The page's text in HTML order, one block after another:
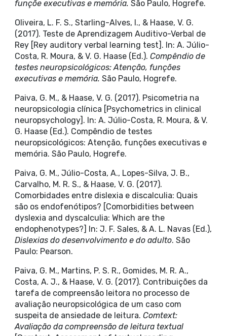
funçõe executivas e memória.São Paulo, Hogrefe.
Oliveira, L. F. S., Starling-Alves, I., & Haase, V. G.
(2017). Teste de Aprendizagem Auditivo-Verbal de
Rey [Rey auditory verbal learning test]. In: A. Júlio-
Costa, R. Moura, & V. G. Haase (Ed.).Compêndio de
testes neuropsicológicos: Atenção, funções
executivas e memória.São Paulo, Hogrefe.
Paiva, G. M., & Haase, V. G. (2017). Psicometria na
neuropsicologia clínica [Psychometrics in clinical
neuropsychology]. In: A. Júlio-Costa, R. Moura, & V.
G. Haase (Ed.). Compêndio de testes
neuropsicológicos: Atenção, funções executivas e
memória. São Paulo, Hogrefe.
Paiva, G. M., Júlio-Costa, A., Lopes-Silva, J. B.,
Carvalho, M. R. S., & Haase, V. G. (2017).
Comorbidades entre dislexia e discalculia: Quais
são os endofenótipos? [Comorbidities between
dyslexia and dyscalculia: Which are the
endophenotypes?] In: J. F. Sales, & A. L. Navas (Ed.),
Dislexias do desenvolvimento e do adulto. São
Paulo: Pearson.
Paiva, G. M., Martins, P. S. R., Gomides, M. R. A.,
Costa, A. J., & Haase, V. G. (2017). Contribuições da
tarefa de compreensão leitora no processo de
avaliação neuropsicológica de um caso com
suspeita de ansiedade de leitura.Comtext:
Avaliação da compreensão de leitura textual